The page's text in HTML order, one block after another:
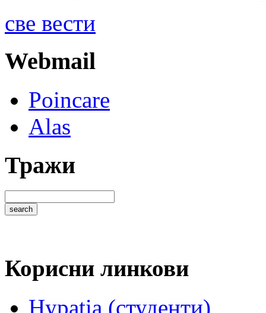
све вести
Webmail
Poincare
Alas
Тражи
Корисни линкови
Hypatia (студенти)